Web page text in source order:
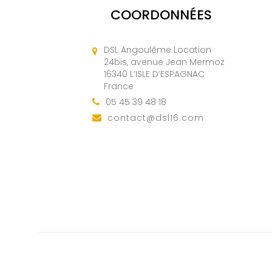
COORDONNÉES
DSL Angoulême Location
24bis, avenue Jean Mermoz
16340 L’ISLE D’ESPAGNAC
France
05 45 39 48 18
contact@dsl16.com